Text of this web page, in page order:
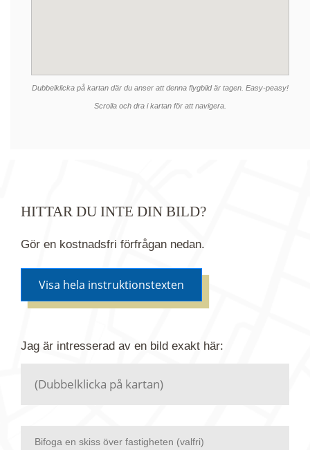
Dubbelklicka på kartan där du anser att denna flygbild är tagen. Easy-peasy!
Scrolla och dra i kartan för att navigera.
HITTAR DU INTE DIN BILD?
Gör en kostnadsfri förfrågan nedan.
Visa hela instruktionstexten
förfrågan. Vi har flera miljoner bilder i vårt arkiv
Jag är intresserad av en bild exakt här:
Bifoga en skiss över fastigheten (valfri)